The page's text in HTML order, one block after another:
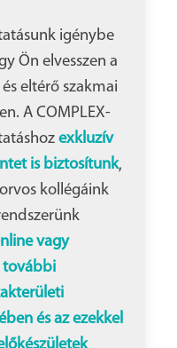
igénybe
Ön elvesszen a
eltérő szakmai
A COMPLEX-
exkluzív
is biztosítunk,
kollégáink
vagy
további
és az ezekkel